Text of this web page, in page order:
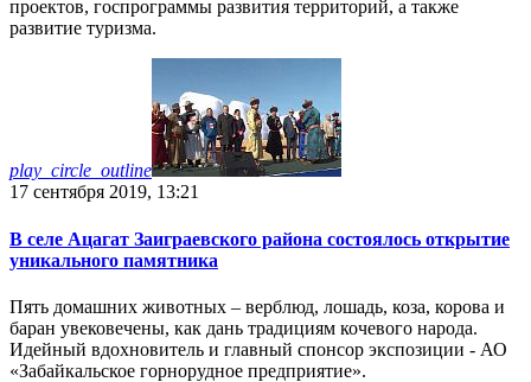
проектов, госпрограммы развития территорий, а также
развитие туризма.
play_circle_outline
17 сентября 2019, 13:21
В селе Ацагат Заиграевского района состоялось открытие
уникального памятника
Пять домашних животных – верблюд, лошадь, коза, корова и
баран увековечены, как дань традициям кочевого народа.
Идейный вдохновитель и главный спонсор экспозиции - АО
«Забайкальское горнорудное предприятие».